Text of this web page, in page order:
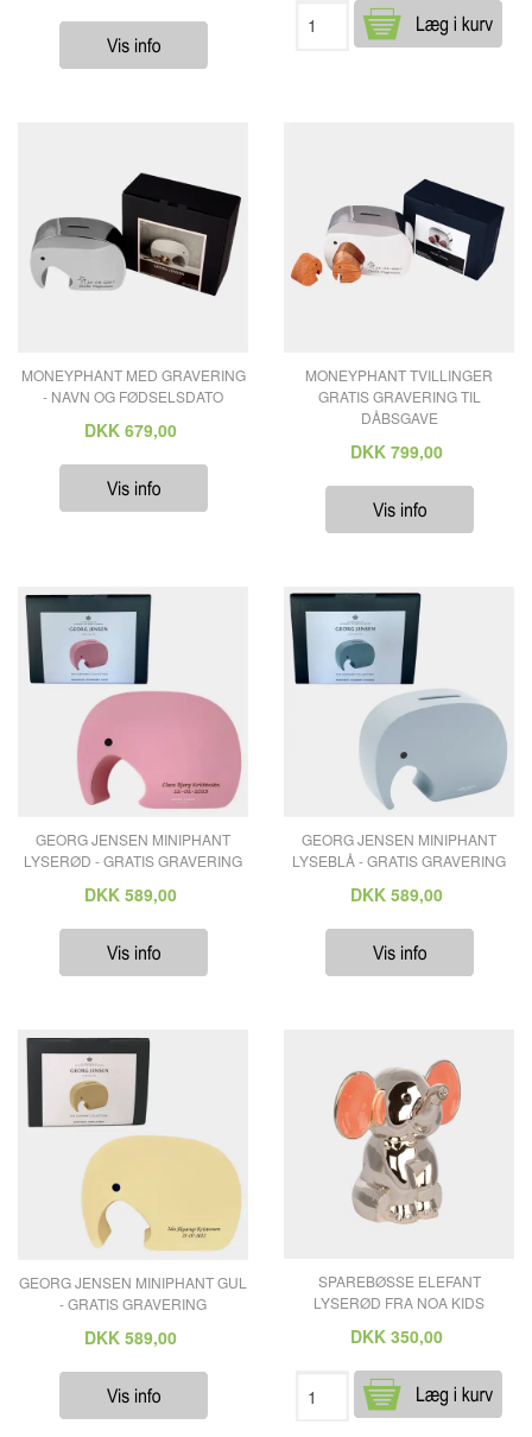
MONEYPHANT MED GRAVERING
- NAVN OG FØDSELSDATO
DKK 679,00
MONEYPHANT TVILLINGER
GRATIS GRAVERING TIL
DÅBSGAVE
DKK 799,00
GEORG JENSEN MINIPHANT
LYSERØD - GRATIS GRAVERING
DKK 589,00
GEORG JENSEN MINIPHANT
LYSEBLÅ - GRATIS GRAVERING
DKK 589,00
GEORG JENSEN MINIPHANT GUL
- GRATIS GRAVERING
DKK 589,00
SPAREBØSSE ELEFANT
LYSERØD FRA NOA KIDS
DKK 350,00